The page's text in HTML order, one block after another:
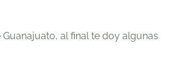
al final te doy algunas